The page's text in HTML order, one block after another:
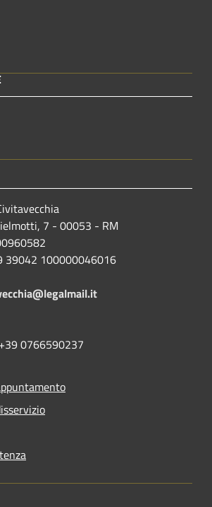
7 - 00053 - RM
39042 100000046016
0766590237